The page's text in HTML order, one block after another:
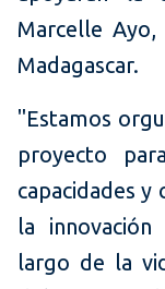
Marcelle
Madagascar.
"Estamos
proyecto
capacidades
la
largo de la